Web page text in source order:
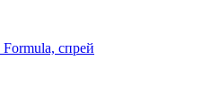
спрей